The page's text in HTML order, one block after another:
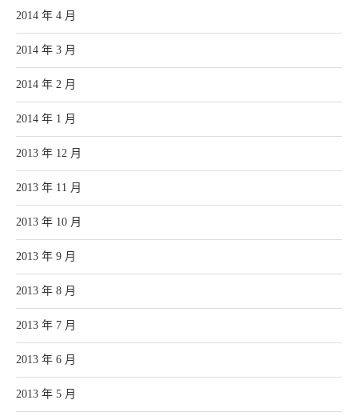
2014 年 4 月
2014 年 3 月
2014 年 2 月
2014 年 1 月
2013 年 12 月
2013 年 11 月
2013 年 10 月
2013 年 9 月
2013 年 8 月
2013 年 7 月
2013 年 6 月
2013 年 5 月